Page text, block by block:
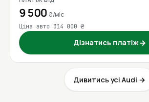
9 500₴/міс
Ціна авто 314 000 ₴
Дізнатись платіж→
Дивитись усі Audi →